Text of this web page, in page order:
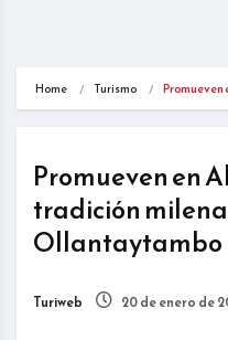
Home Turismo Promueven
Promueven en
tradición
Ollantaytambo
Turiweb 20 de enero de